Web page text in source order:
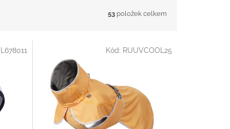
53 položek celkem
Kód: RUUVCOOL25